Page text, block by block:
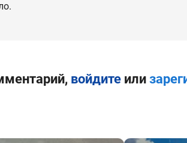
войдитеили